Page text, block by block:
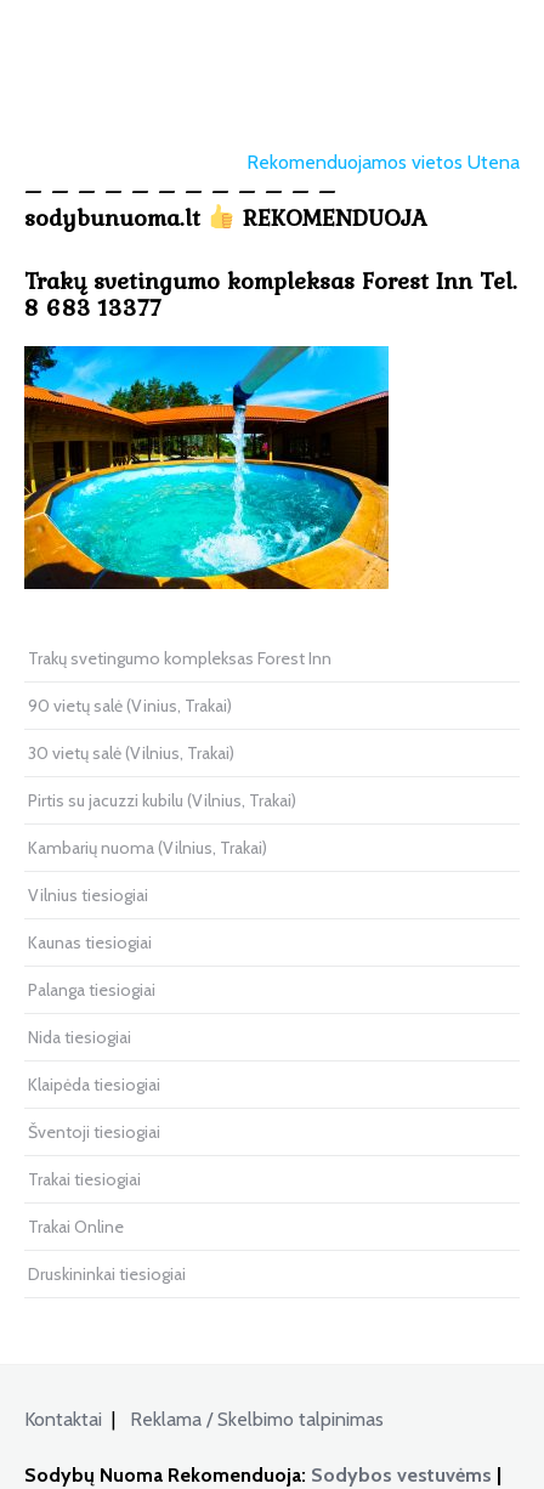
Rekomenduojamos vietos Utena
– – – – – – – – – – – –
sodybunuoma.lt
REKOMENDUOJA
Trakų svetingumo kompleksas Forest Inn Tel.
8 683 13377
Trakų svetingumo kompleksas Forest Inn
90 vietų salė (Vinius, Trakai)
30 vietų salė (Vilnius, Trakai)
Pirtis su jacuzzi kubilu (Vilnius, Trakai)
Kambarių nuoma (Vilnius, Trakai)
Vilnius tiesiogiai
Kaunas tiesiogiai
Palanga tiesiogiai
Nida tiesiogiai
Klaipėda tiesiogiai
Šventoji tiesiogiai
Trakai tiesiogiai
Trakai Online
Druskininkai tiesiogiai
Kontaktai | Reklama / Skelbimo talpinimas
Sodybų Nuoma Rekomenduoja: Sodybos vestuvėms |